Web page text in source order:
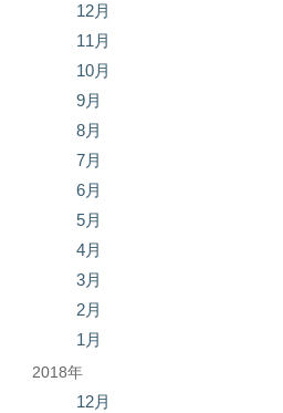
12月
11月
10月
9月
8月
7月
6月
5月
4月
3月
2月
1月
2018年
12月